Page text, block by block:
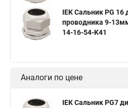
IEK Сальник PG 16
проводника 9-
14-16-54-K41
Аналоги по цене
IEK Сальник PG7